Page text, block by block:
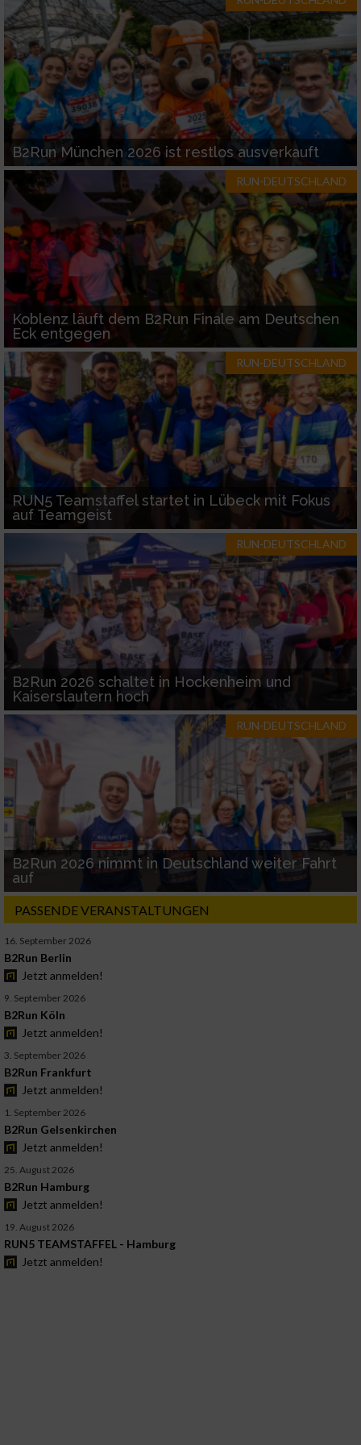
B2Run München 2026 ist restlos ausverkauft
RUN-DEUTSCHLAND
Koblenz läuft dem B2Run Finale am Deutschen
Eck entgegen
RUN-DEUTSCHLAND
RUN5 Teamstaffel startet in Lübeck mit Fokus
auf Teamgeist
RUN-DEUTSCHLAND
B2Run 2026 schaltet in Hockenheim und
Kaiserslautern hoch
RUN-DEUTSCHLAND
B2Run 2026 nimmt in Deutschland weiter Fahrt
auf
PASSENDE VERANSTALTUNGEN
16. September 2026
B2Run Berlin
Jetzt anmelden!
9. September 2026
B2Run Köln
Jetzt anmelden!
3. September 2026
B2Run Frankfurt
Jetzt anmelden!
1. September 2026
B2Run Gelsenkirchen
Jetzt anmelden!
25. August 2026
B2Run Hamburg
Jetzt anmelden!
19. August 2026
RUN5 TEAMSTAFFEL - Hamburg
Jetzt anmelden!
Werbung